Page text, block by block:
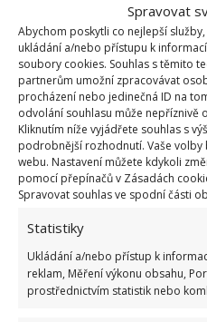
Spravovat
Abychom poskytli co nejlepší
ukládání a/nebo přístupu k
soubory cookies. Souhlas s těmito
partnerům umožní zpracovávat
procházení nebo jedinečná ID na
odvolání souhlasu může nepříznivě
Kliknutím níže vyjádřete souhlas s
podrobnější rozhodnutí. Vaše
webu. Nastavení můžete kdykoli
pomocí přepínačů v Zásadách
Spravovat souhlas ve spodní části
Statistiky
Ukládání a/nebo přístup k
reklam, Měření výkonu obsahu,
prostřednictvím statistik nebo
Pokuta až 10
nesekání trávy.
1.6.2026
Kvíz na téma
Kdo je zažil, bez
12.5.2026
Test znalostí o
Retro kvíz o